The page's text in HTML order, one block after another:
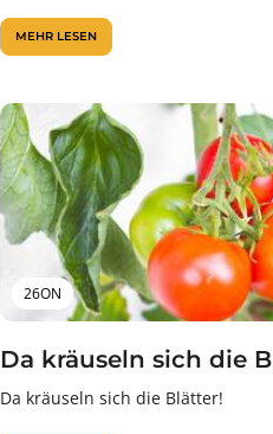
MEHR LESEN
26ON
Da kräuseln sich die
Da kräuseln sich die Blätter!